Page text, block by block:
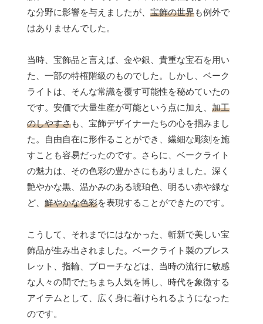
な分野に影響を与えましたが、 宝飾の世界も例外で
はありませんでした。
当時、宝飾品と言えば、金や銀、貴重な宝石を用い
た、一部の特権階級のものでした。しかし、ベーク
ライトは、そんな常識を覆す可能性を秘めていたの
です。安価で大量生産が可能という点に加え、 加工
のしやすさも、宝飾デザイナーたちの心を掴みまし
た。自由自在に形作ることができ、繊細な彫刻を施
すことも容易だったのです。さらに、ベークライト
の魅力は、その色彩の豊かさにもありました。深く
艶やかな黒、温かみのある琥珀色、明るい赤や緑な
ど、 鮮やかな色彩を表現することができたのです。
こうして、それまでにはなかった、斬新で美しい宝
飾品が生み出されました。ベークライト製のブレス
レット、指輪、ブローチなどは、当時の流行に敏感
な人々の間でたちまち人気を博し、時代を象徴する
アイテムとして、広く身に着けられるようになった
のです。